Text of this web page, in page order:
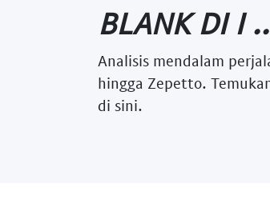
BLANK DI I
Analisis mendalam
hingga Zepetto.
di sini.